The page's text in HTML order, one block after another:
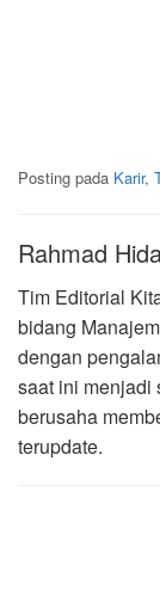
Posting pada Karir,
Rahmad
Tim Editorial
bidang
dengan
saat ini menjadi
berusaha
terupdate.